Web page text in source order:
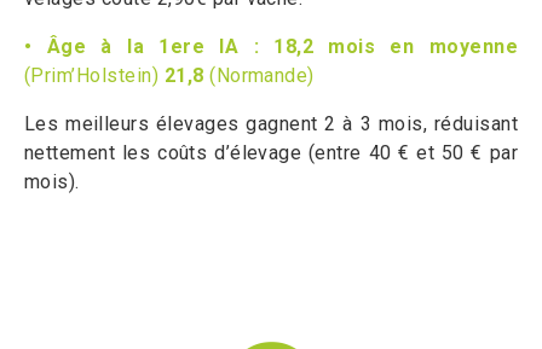
• Âge à la 1ere IA : 18,2 mois en moyenne
(Prim’Holstein) 21,8(Normande)
Les meilleurs élevages gagnent 2 à 3 mois, réduisant
nettement les coûts d’élevage (entre 40 € et 50 € par
mois).